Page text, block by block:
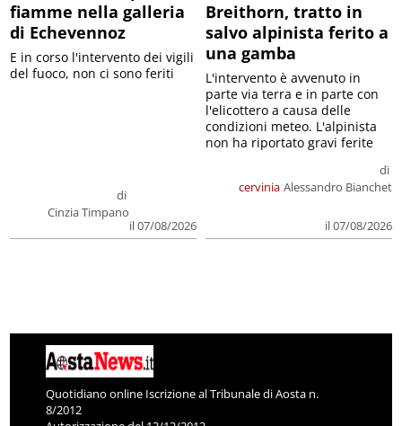
fiamme nella galleria
di Echevennoz
di
Cinzia Timpano
il 07/08/2026
E in corso l'intervento dei vigili
del fuoco, non ci sono feriti
Breithorn, tratto in
salvo alpinista ferito a
una gamba
cervinia
di
Alessandro Bianchet
il 07/08/2026
L'intervento è avvenuto in
parte via terra e in parte con
l'elicottero a causa delle
condizioni meteo. L'alpinista
non ha riportato gravi ferite
Quotidiano online Iscrizione al Tribunale di Aosta n.
8/2012